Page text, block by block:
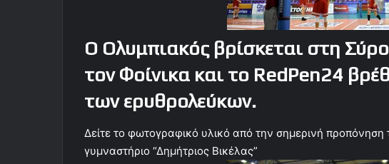
Ο Ολυμπιακός βρίσκεται στη
τον Φοίνικα και το RedPen24
των ερυθρολεύκων.
Δείτε το φωτογραφικό υλικό από την σημερινή
γυμναστήριο “Δημήτριος Βικέλας”